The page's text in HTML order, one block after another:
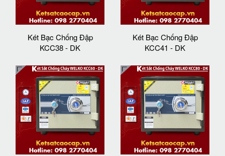
Két Bạc Chống Đập
KCC38 - DK
Két Bạc Chống Đập
KCC41 - DK